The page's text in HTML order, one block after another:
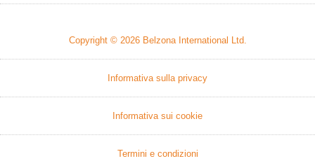
Copyright © 2026 Belzona International Ltd.
Informativa sulla privacy
Informativa sui cookie
Termini e condizioni